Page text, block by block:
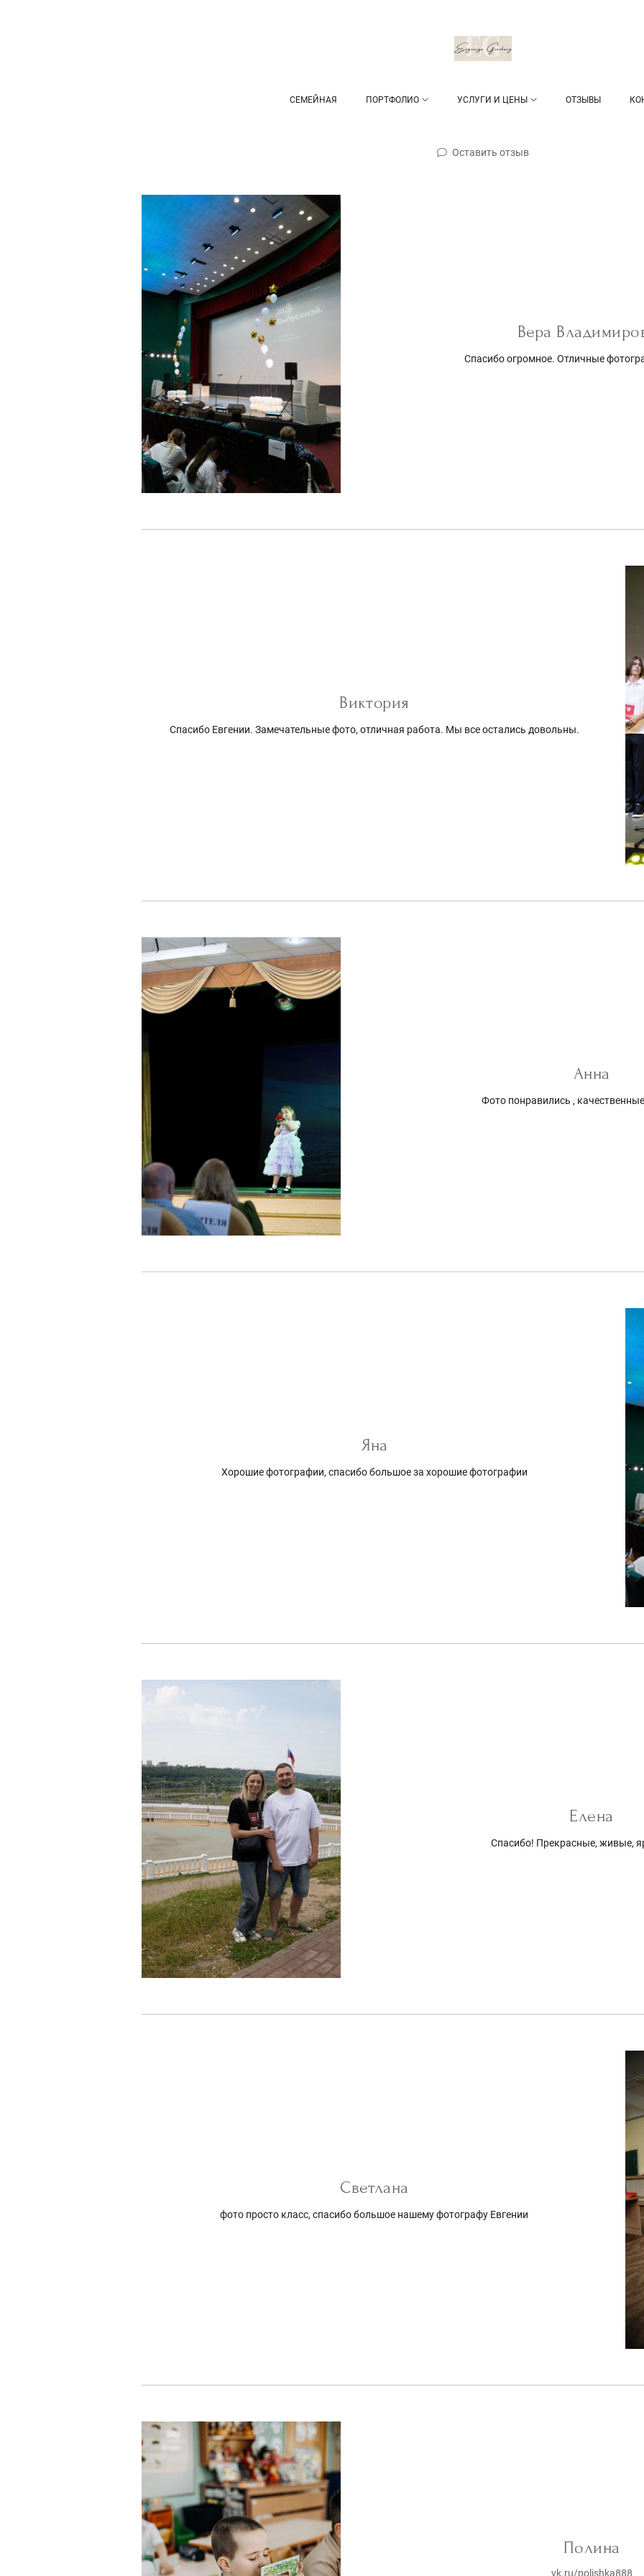
СЕМЕЙНАЯ ПОРТФОЛИО УСЛУГИ И ЦЕНЫ ОТЗЫВЫ
Оставить отзыв
Вера
Спасибо огромное. Отличные
Виктория
Спасибо Евгении. Замечательные фото, отличная работа. Мы все остались довольны.
Анна
Фото понравились ,
Яна
Хорошие фотографии, спасибо большое за хорошие фотографии
Елена
Спасибо! Прекрасные, живые,
Светлана
фото просто класс, спасибо большое нашему фотографу Евгении
Полина
vk.ru/polishka888